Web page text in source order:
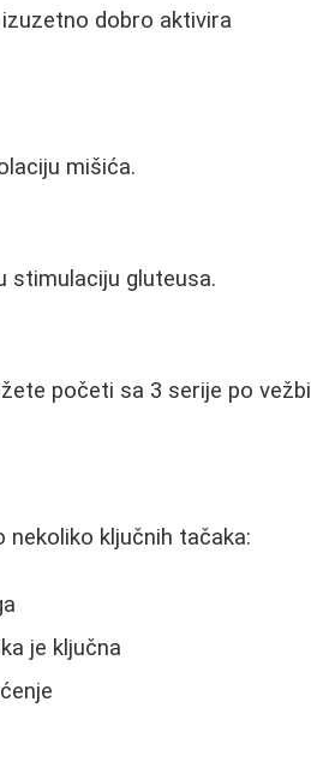
dobro aktivira
mišića.
stimulaciju gluteusa.
početi sa 3 serije po vežbi
nekoliko ključnih tačaka:
je ključna